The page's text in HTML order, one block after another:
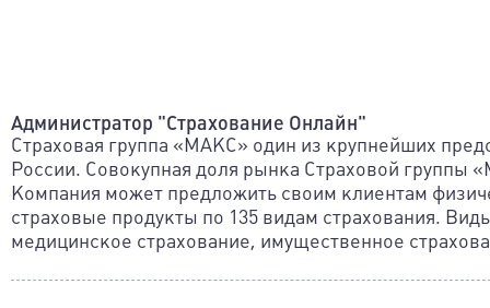
Администратор "Страхование Онлайн"
Страховая группа «МАКС» один из крупнейших
России. Совокупная доля рынка Страховой группы
Компания может предложить своим клиентам
страховые продукты по 135 видам страхования.
медицинское страхование, имущественное